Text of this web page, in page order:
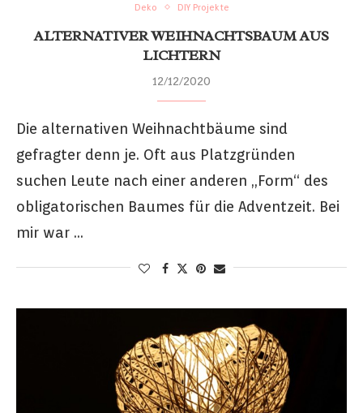
Deko DIY Projekte
ALTERNATIVER WEIHNACHTSBAUM AUS
LICHTERN
12/12/2020
Die alternativen Weihnachtbäume sind
gefragter denn je. Oft aus Platzgründen
suchen Leute nach einer anderen „Form“ des
obligatorischen Baumes für die Adventzeit. Bei
mir war …